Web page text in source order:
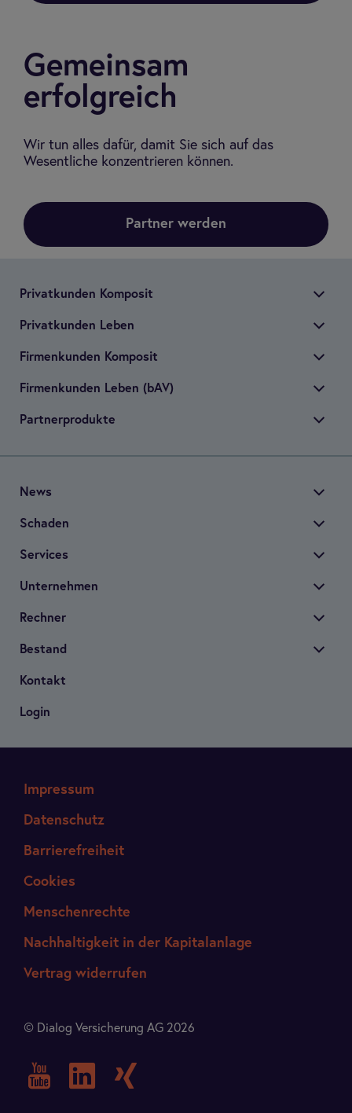
Gemeinsam
erfolgreich
Wir tun alles dafür, damit Sie sich auf das
Wesentliche konzentrieren können.
Partner werden
Pri­vat­kun­den Kom­po­sit
Pri­vat­kun­den Leben
Fir­men­kun­den Kom­po­sit
Fir­men­kun­den Leben (bAV)
Part­ner­pro­dukte
News
Scha­den
Ser­vices
Unter­neh­men
Rech­ner
Bestand
Kon­takt
Login
Impressum
Datenschutz
Barrierefreiheit
Cookies
Menschenrechte
Nachhaltigkeit in der Kapitalanlage
Vertrag widerrufen
© Dialog Versicherung AG 2026